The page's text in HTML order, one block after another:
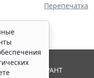
Перепечатка
Система ГАРАНТ